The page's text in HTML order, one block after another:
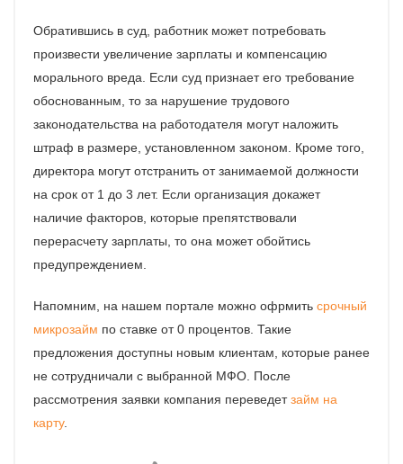
Обратившись в суд, работник может потребовать
произвести увеличение зарплаты и компенсацию
морального вреда. Если суд признает его требование
обоснованным, то за нарушение трудового
законодательства на работодателя могут наложить
штраф в размере, установленном законом. Кроме того,
директора могут отстранить от занимаемой должности
на срок от 1 до 3 лет. Если организация докажет
наличие факторов, которые препятствовали
перерасчету зарплаты, то она может обойтись
предупреждением.
Напомним, на нашем портале можно офрмить срочный
микрозайм по ставке от 0 процентов. Такие
предложения доступны новым клиентам, которые ранее
не сотрудничали с выбранной МФО. После
рассмотрения заявки компания переведетзайм на
карту.